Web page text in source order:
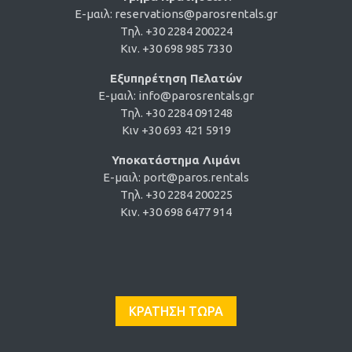
E-μαιλ: reservations@parosrentals.gr
Τηλ. +30 2284 200224
Κιν. +30 698 985 7330
Εξυπηρέτηση Πελατών
E-μαιλ: info@parosrentals.gr
Τηλ. +30 2284 091248
Κιν +30 693 421 5919
Υποκατάστημα Λιμάνι
E-μαιλ: port@paros.rentals
Τηλ. +30 2284 200225
Κιν. +30 698 6477 914
ΚΡΑΤΗΣΗ ΤΩΡΑ